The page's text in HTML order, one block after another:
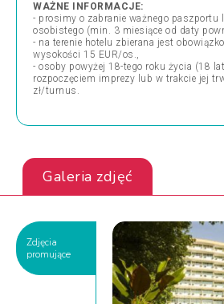
WAŻNE INFORMACJE:
- prosimy o zabranie ważnego paszportu
osobistego (min. 3 miesiące od daty
- na terenie hotelu zbierana jest
wysokości 15 EUR/os.,
- osoby powyżej 18-tego roku życia (18
rozpoczęciem imprezy lub w trakcie jej
zł/turnus.
Galeria zdjęć
Zdjęcia
promujące